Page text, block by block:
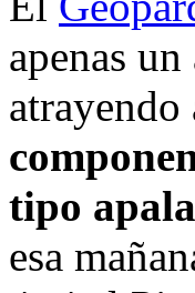
apenas
tipo
esa